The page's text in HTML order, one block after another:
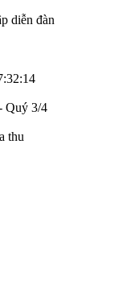
diễn đàn
Quý 3/4
thu